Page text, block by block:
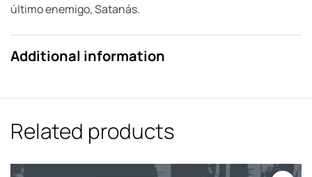
último enemigo, Satanás.
Additional information
Related products